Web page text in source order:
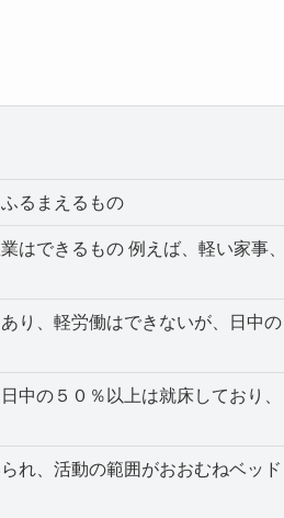
るまえるもの
はできるもの 例えば、軽い家事、
り、軽労働はできないが、日中の
中の５０％以上は就床しており、
れ、活動の範囲がおおむねベッド